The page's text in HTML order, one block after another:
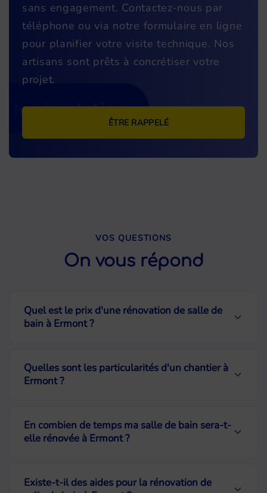
sans engagement. Contactez-nous par
téléphone ou via notre formulaire en ligne
pour planifier votre visite technique. Nos
artisans sont prêts à concrétiser votre
projet.
ÊTRE RAPPELÉ
VOS QUESTIONS
On vous répond
Quel est le prix d'une rénovation de salle de
bain à Ermont ?
matériaux choisis et de l'ampleur des
entre 5 000 et 15 000 € TTC. Nous
sans engagement de votre part.
Quelles sont les particularités d'un chantier à
Ermont ?
d'Ermont facilite l'accès de nos équipes,
réactive.
En combien de temps ma salle de bain sera-t-
elle rénovée à Ermont ?
bain durent généralement entre 7 et 12
Existe-t-il des aides pour la rénovation de